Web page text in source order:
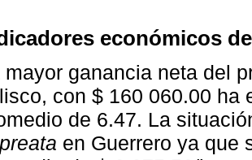
económicos
mayor ganancia neta del
con $ 160 060.00 ha
de 6.47. La
en Guerrero ya que